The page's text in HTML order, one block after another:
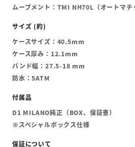
ムーブメント：TMI NH70L（オートマチ
ケースサイズ：40.5mm
ケース厚み：12.1mm
バンド幅：27.5-18 mm
防水：5ATM
D1 MILANO純正（BOX、保証書）
※スペシャルボックス仕様